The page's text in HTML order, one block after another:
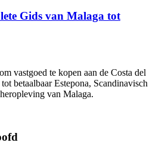
Gids van Malaga tot
vastgoed te kopen aan de Costa del
betaalbaar Estepona, Scandinavisch
van Malaga.